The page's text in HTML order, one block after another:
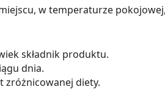
w temperaturze
składnik produktu.
dnia.
zróżnicowanej diety.